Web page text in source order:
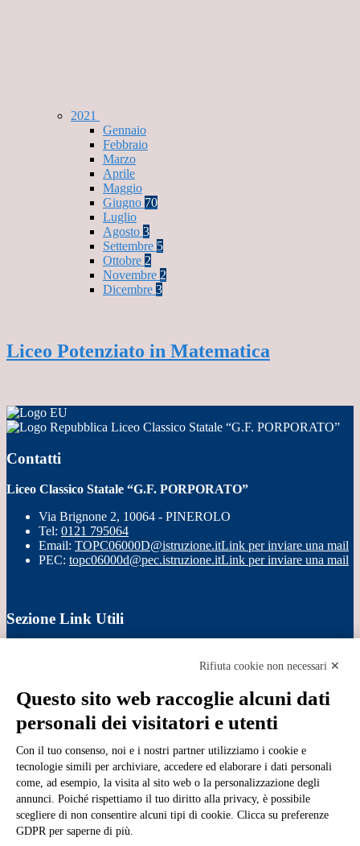
2021
Gennaio
Febbraio
Marzo
Aprile
Maggio
Giugno 70
Luglio
Agosto 3
Settembre 5
Ottobre 2
Novembre 2
Dicembre 3
Liceo Potenziato in Matematica
Liceo Classico Statale “G.F. PORPORATO”
Contatti
Liceo Classico Statale “G.F. PORPORATO”
Via Brignone 2, 10064 - PINEROLO
Tel: 0121 795064
Email: TOPC06000D@istruzione.itLink per inviare una mail
PEC: topc06000d@pec.istruzione.itLink per inviare una mail
Sezione Link Utili
Ufficio Relazioni con il Pubblico
Dichiarazione di accessibilità
Obiettivi di accessibilità
Gestione consensi cookie
Amministrazione trasparente
Pagina visualizzata
22090 volte
Sezione Copyright
Rifiuta cookie non necessari ✕
Questo sito web raccoglie alcuni dati
personali dei visitatori e utenti
Con il tuo consenso, noi e i nostri partner utilizziamo i cookie e
tecnologie simili per archiviare, accedere ed elaborare i dati personali
come, ad esempio, la visita al sito web o la personalizzazione degli
annunci. Poiché rispettiamo il tuo diritto alla privacy, è possibile
scegliere di non consentire alcuni tipi di cookie. Clicca su preferenze
GDPR per saperne di più.